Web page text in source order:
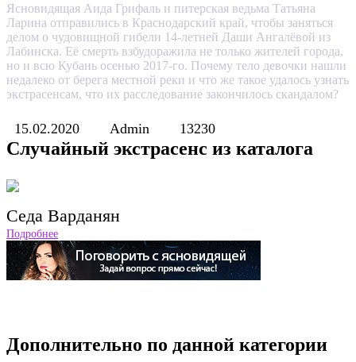
Ясновидящая Аида Грифаль и питерская ведьма Татьяна
Ларина отправились в Краснодарский край, чтобы заняться
делом о чудовищной гибели 14-летней Даши Ангалёвой из
Лабинска. Её смерть взбудоражила не только жителей города,
но и всю Кубань осенью 2017-го. Почему тело девочки нашли
недалеко от берега местной реки и что же такое удалось узнать
экстрасенсам, что их расследование закончилось скандалом?
15.02.2020 Admin 13230
Случайный экстрасенс из каталога
Седа Варданян
Подробнее
Дополнительно по данной категории